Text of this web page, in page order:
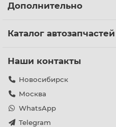
Дополнительно
Каталог автозапчастей
Наши контакты
Новосибирск
Москва
WhatsApp
Telegram